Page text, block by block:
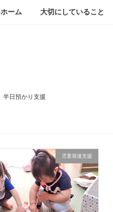
ホーム 大切にしていること
半日預かり支援
児童発達支援